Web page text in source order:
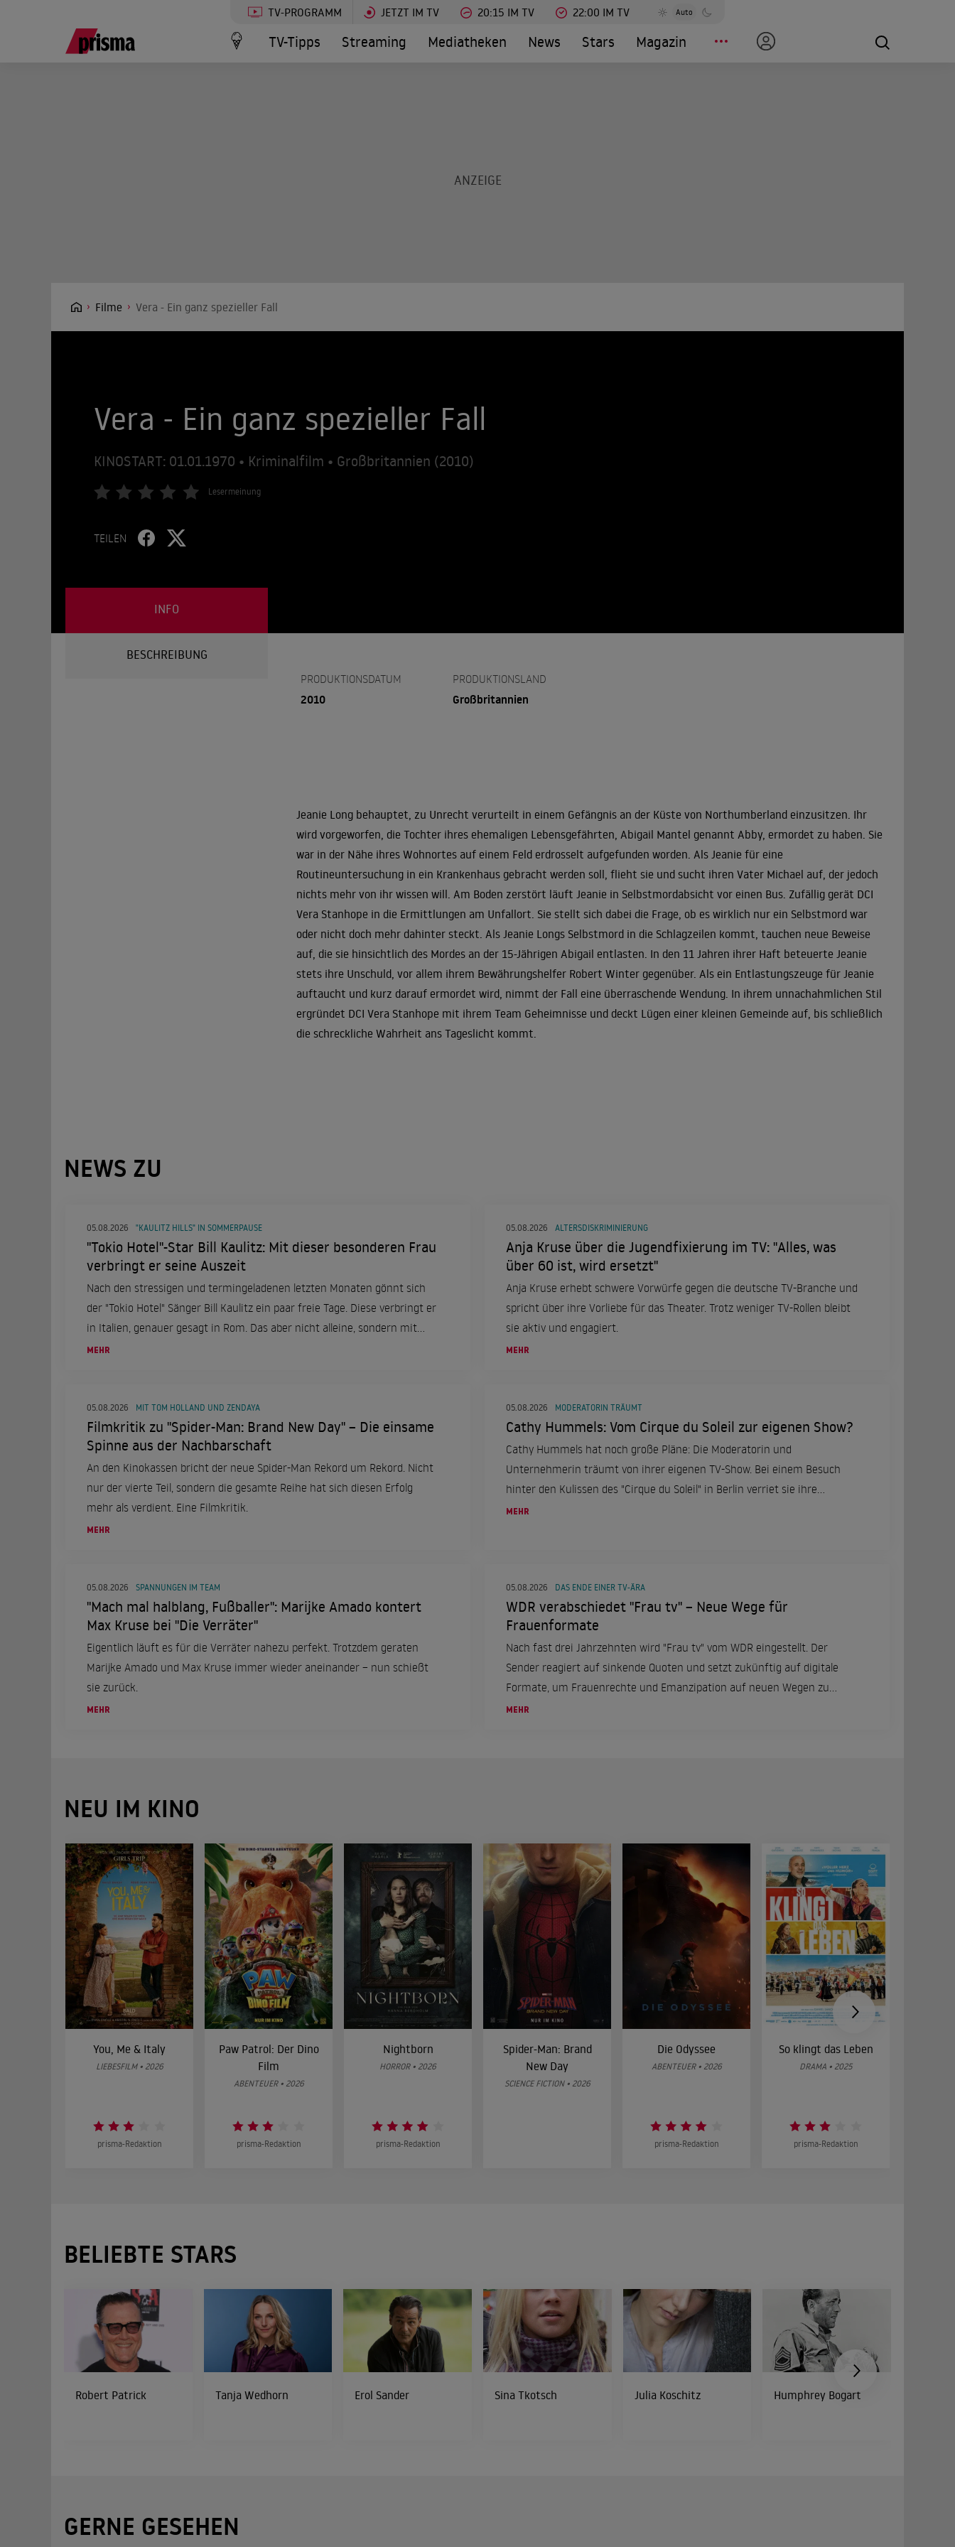
TV-PROGRAMM JETZT IM TV 20:15 IM TV 22:00 IM TV Auto
TV-Tipps Streaming Mediatheken News Stars Magazin
Filme Vera - Ein ganz spezieller Fall
Vera - Ein ganz spezieller Fall
KINOSTART: 01.01.1970 • Kriminalfilm • Großbritannien (2010)
Lesermeinung
TEILEN
INFO
BESCHREIBUNG
PRODUKTIONSDATUM
2010
PRODUKTIONSLAND
Großbritannien
Jeanie Long behauptet, zu Unrecht verurteilt in einem Gefängnis an der Küste von Northumberland einzusitzen. Ihr
wird vorgeworfen, die Tochter ihres ehemaligen Lebensgefährten, Abigail Mantel genannt Abby, ermordet zu haben. Sie
war in der Nähe ihres Wohnortes auf einem Feld erdrosselt aufgefunden worden. Als Jeanie für eine
Routineuntersuchung in ein Krankenhaus gebracht werden soll, flieht sie und sucht ihren Vater Michael auf, der jedoch
nichts mehr von ihr wissen will. Am Boden zerstört läuft Jeanie in Selbstmordabsicht vor einen Bus. Zufällig gerät DCI
Vera Stanhope in die Ermittlungen am Unfallort. Sie stellt sich dabei die Frage, ob es wirklich nur ein Selbstmord war
oder nicht doch mehr dahinter steckt. Als Jeanie Longs Selbstmord in die Schlagzeilen kommt, tauchen neue Beweise
auf, die sie hinsichtlich des Mordes an der 15-Jährigen Abigail entlasten. In den 11 Jahren ihrer Haft beteuerte Jeanie
stets ihre Unschuld, vor allem ihrem Bewährungshelfer Robert Winter gegenüber. Als ein Entlastungszeuge für Jeanie
auftaucht und kurz darauf ermordet wird, nimmt der Fall eine überraschende Wendung. In ihrem unnachahmlichen Stil
ergründet DCI Vera Stanhope mit ihrem Team Geheimnisse und deckt Lügen einer kleinen Gemeinde auf, bis schließlich
die schreckliche Wahrheit ans Tageslicht kommt.
NEWS ZU
05.08.2026 "KAULITZ HILLS" IN SOMMERPAUSE
"Tokio Hotel"-Star Bill Kaulitz: Mit dieser besonderen Frau
verbringt er seine Auszeit
Nach den stressigen und termingeladenen letzten Monaten gönnt sich
der "Tokio Hotel" Sänger Bill Kaulitz ein paar freie Tage. Diese verbringt er
in Italien, genauer gesagt in Rom. Das aber nicht alleine, sondern mit
einer ganz besonderen Frau an seiner Seite.
MEHR
05.08.2026 ALTERSDISKRIMINIERUNG
Anja Kruse über die Jugendfixierung im TV: "Alles, was
über 60 ist, wird ersetzt"
Anja Kruse erhebt schwere Vorwürfe gegen die deutsche TV-Branche und
spricht über ihre Vorliebe für das Theater. Trotz weniger TV-Rollen bleibt
sie aktiv und engagiert.
MEHR
05.08.2026 MIT TOM HOLLAND UND ZENDAYA
Filmkritik zu "Spider-Man: Brand New Day" – Die einsame
Spinne aus der Nachbarschaft
An den Kinokassen bricht der neue Spider-Man Rekord um Rekord. Nicht
nur der vierte Teil, sondern die gesamte Reihe hat sich diesen Erfolg
mehr als verdient. Eine Filmkritik.
MEHR
05.08.2026 MODERATORIN TRÄUMT
Cathy Hummels: Vom Cirque du Soleil zur eigenen Show?
Cathy Hummels hat noch große Pläne: Die Moderatorin und
Unternehmerin träumt von ihrer eigenen TV-Show. Bei einem Besuch
hinter den Kulissen des "Cirque du Soleil" in Berlin verriet sie ihre
Ambitionen und sprach über ihre Erfahrungen bei "Die Verräter".
MEHR
05.08.2026 SPANNUNGEN IM TEAM
"Mach mal halblang, Fußballer": Marijke Amado kontert
Max Kruse bei "Die Verräter"
Eigentlich läuft es für die Verräter nahezu perfekt. Trotzdem geraten
Marijke Amado und Max Kruse immer wieder aneinander – nun schießt
sie zurück.
MEHR
05.08.2026 DAS ENDE EINER TV-ÄRA
WDR verabschiedet "Frau tv" – Neue Wege für
Frauenformate
Nach fast drei Jahrzehnten wird "Frau tv" vom WDR eingestellt. Der
Sender reagiert auf sinkende Quoten und setzt zukünftig auf digitale
Formate, um Frauenrechte und Emanzipation auf neuen Wegen zu
thematisieren.
MEHR
NEU IM KINO
You, Me & Italy
LIEBESFILM • 2026
prisma-Redaktion
Paw Patrol: Der Dino
Film
ABENTEUER • 2026
prisma-Redaktion
Nightborn
HORROR • 2026
prisma-Redaktion
Spider-Man: Brand
New Day
SCIENCE FICTION • 2026
Die Odyssee
ABENTEUER • 2026
prisma-Redaktion
So klingt das Leben
DRAMA • 2025
prisma-Redaktion
BELIEBTE STARS
Robert Patrick Tanja Wedhorn Erol Sander Sina Tkotsch Julia Koschitz Humphrey Bogart
GERNE GESEHEN